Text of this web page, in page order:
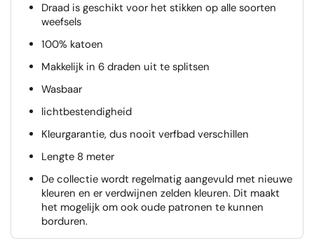
Draad is geschikt voor het stikken op alle soorten
weefsels
100% katoen
Makkelijk in 6 draden uit te splitsen
Wasbaar
lichtbestendigheid
Kleurgarantie, dus nooit verfbad verschillen
Lengte 8 meter
De collectie wordt regelmatig aangevuld met nieuwe
kleuren en er verdwijnen zelden kleuren. Dit maakt
het mogelijk om ook oude patronen te kunnen
borduren.